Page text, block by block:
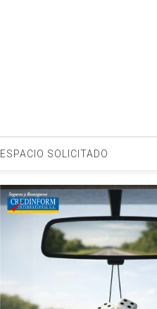
ESPACIO SOLICITADO